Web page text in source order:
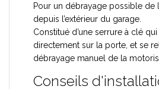
Pour un débrayage possible de
depuis l’extérieur du garage.
Constitué d’une serrure à clé
directement sur la porte, et se
débrayage manuel de la
Conseils